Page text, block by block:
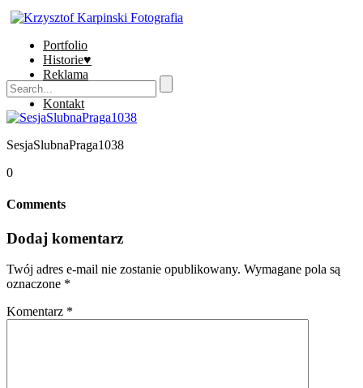
Portfolio
Historie♥
Reklama
Sklep
Kontakt
SesjaSlubnaPraga1038
0
Comments
Dodaj komentarz
Twój adres e-mail nie zostanie opublikowany. Wymagane pola są
oznaczone *
Komentarz *